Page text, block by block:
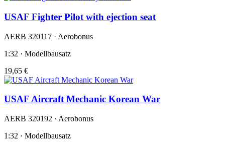
USAF Fighter Pilot with ejection seat
AERB 320117 · Aerobonus
1:32 · Modellbausatz
19,65 €
USAF Aircraft Mechanic Korean War
AERB 320192 · Aerobonus
1:32 · Modellbausatz